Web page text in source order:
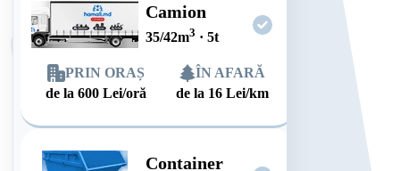
Camion
35/42m3 · 5t
PRIN ORAȘ
de la600 Lei/oră
ÎN AFARĂ
de la 16 Lei/km
Container